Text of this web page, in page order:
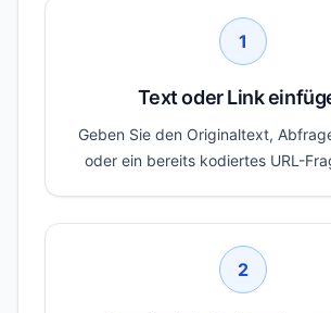
1
Text oder Link
Geben Sie den Originaltext,
oder ein bereits kodiertes URL-
2